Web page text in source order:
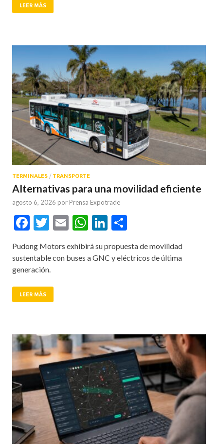
LEER MÁS
TERMINALES / TRANSPORTE
Alternativas para una movilidad eficiente
agosto 6, 2026 por Prensa Expotrade
Facebook
Twitter
EmailWhatsApp
LinkedIn
Pudong Motors exhibirá su propuesta de movilidad
sustentable con buses a GNC y eléctricos de última
generación.
LEER MÁS